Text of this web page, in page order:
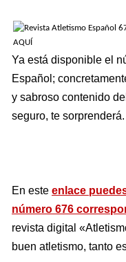
Ya está disponible el
Español;
y sabroso contenido
seguro, te sorprenderá.
En este enlace
número 676
revista digital
buen atletismo, tanto